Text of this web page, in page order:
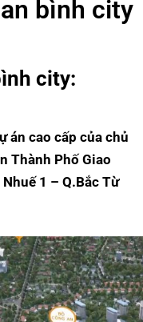
bình city
city:
án cao cấp của chủ
Thành Phố Giao
1 – Q.Bắc Từ